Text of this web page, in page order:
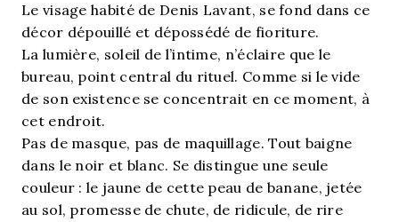
Le visage habité de Denis Lavant, se fond dans ce
décor dépouillé et dépossédé de fioriture.
La lumière, soleil de l’intime, n’éclaire que le
bureau, point central du rituel. Comme si le vide
de son existence se concentrait en ce moment, à
cet endroit.
Pas de masque, pas de maquillage. Tout baigne
dans le noir et blanc. Se distingue une seule
couleur : le jaune de cette peau de banane, jetée
au sol, promesse de chute, de ridicule, de rire